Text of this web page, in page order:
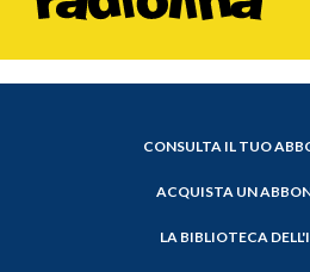
CONSULTA IL TUO
ACQUISTA UN
LA BIBLIOTECA